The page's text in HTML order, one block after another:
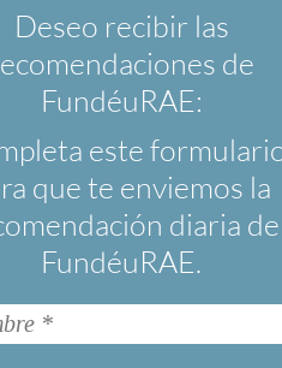
Deseo recibir las
de
FundéuRAE:
este
que te enviemos la
diaria de
FundéuRAE.